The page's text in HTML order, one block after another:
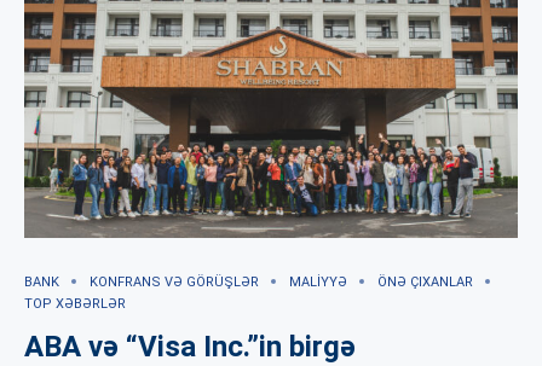
BANK KONFRANS VƏ GÖRÜŞLƏR MALIYYƏ
ÖNƏ ÇIXANLAR
TOP XƏBƏRLƏR
ABA və “Visa Inc.”in birgə